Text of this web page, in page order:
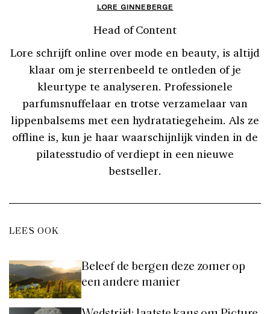
LORE GINNEBERGE
Head of Content
Lore schrijft online over mode en beauty, is altijd
klaar om je sterrenbeeld te ontleden of je
kleurtype te analyseren. Professionele
parfumsnuffelaar en trotse verzamelaar van
lippenbalsems met een hydratatiegeheim. Als ze
offline is, kun je haar waarschijnlijk vinden in de
pilatesstudio of verdiept in een nieuwe
bestseller.
LEES OOK
Beleef de bergen deze zomer op
een andere manier